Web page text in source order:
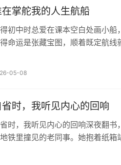
掌舵我的人生航船
初中时总爱在课本空白处画小
命运是张藏宝图，顺着既定航线
05-08
省时，我听见内心的回响
时，我听见内心的回响深夜翻书
铁里撞见的老同事。她抱着纸箱